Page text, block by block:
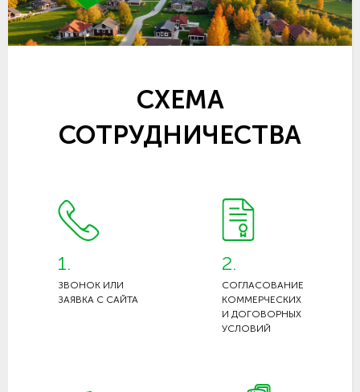
СХЕМА
СОТРУДНИЧЕСТВА
1.
ЗВОНОК ИЛИ
ЗАЯВКА С САЙТА
2.
СОГЛАСОВАНИЕ
КОММЕРЧЕСКИХ
И ДОГОВОРНЫХ
УСЛОВИЙ